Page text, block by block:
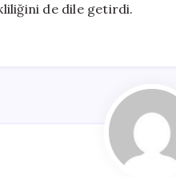
de dile getirdi.